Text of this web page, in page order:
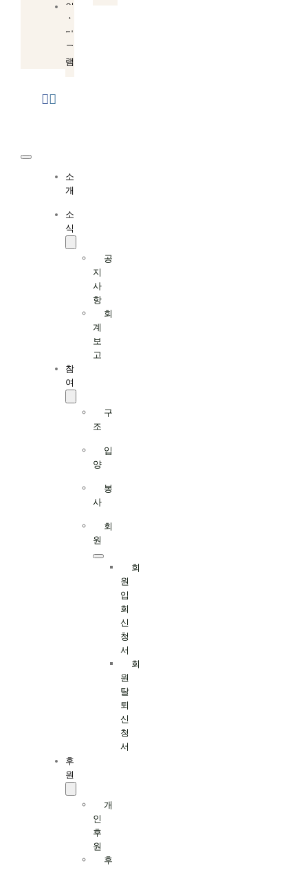
인
스
타
그
램
Toggle
Navigation
소
개
소
식
공
지
사
항
회
계
보
고
참
여
구
조
입
양
봉
사
회
원
회
원
입
회
신
청
서
회
원
탈
퇴
신
청
서
후
원
개
인
후
원
후